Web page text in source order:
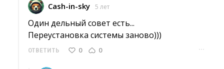
Cash-in-sky 5 лет
Один дельный совет есть...
Переустановка системы заново)))
ОТВЕТИТЬ 0 0 ···